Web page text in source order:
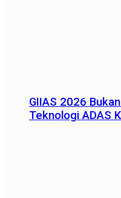
GIIAS 2026
Teknologi ADAS